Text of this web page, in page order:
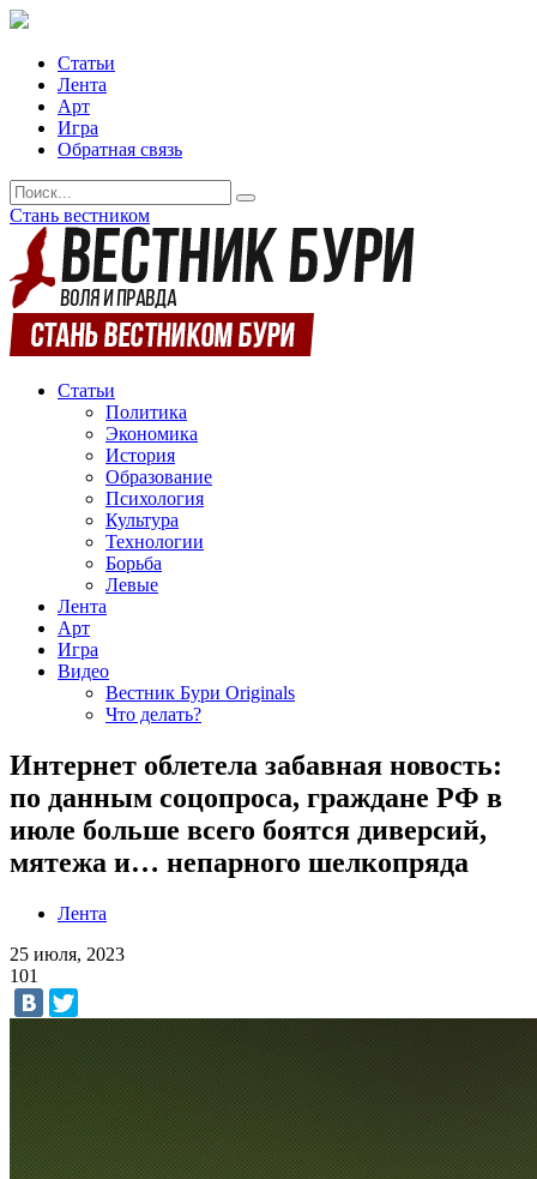
Статьи
Лента
Арт
Игра
Обратная связь
Стань вестником
Статьи
Политика
Экономика
История
Образование
Психология
Культура
Технологии
Борьба
Левые
Лента
Арт
Игра
Видео
Вестник Бури Originals
Что делать?
Интернет облетела забавная новость:
по данным соцопроса, граждане РФ в
июле больше всего боятся диверсий,
мятежа и… непарного шелкопряда
Лента
25 июля, 2023
101